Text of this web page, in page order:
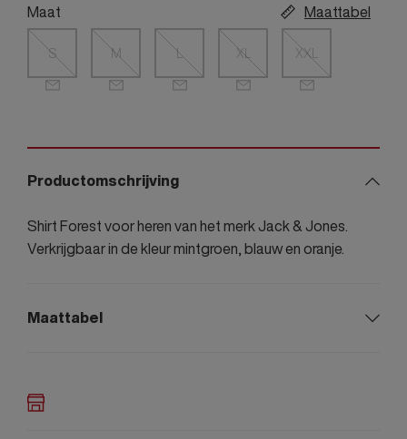
Maat Maattabel
S M L XL XXL
Productomschrijving
Shirt Forest voor heren van het merk Jack & Jones.
Verkrijgbaar in de kleur mintgroen, blauw en oranje.
Maattabel